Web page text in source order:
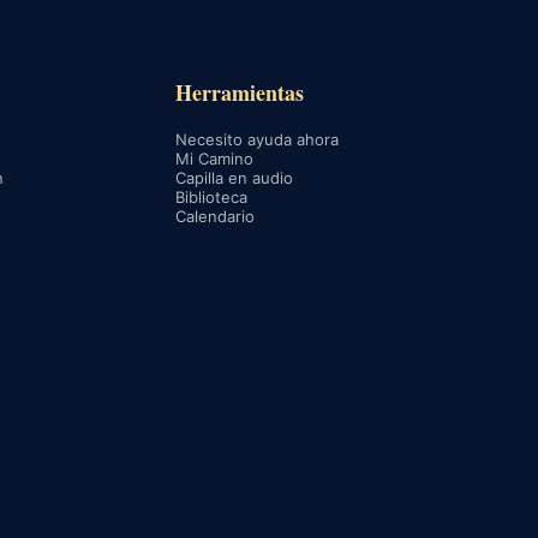
Herramientas
Necesito ayuda ahora
Mi Camino
Capilla en audio
Biblioteca
Calendario